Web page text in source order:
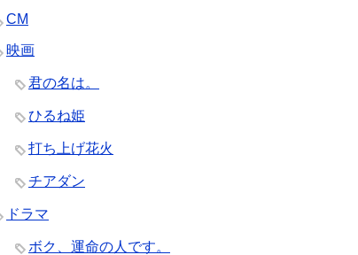
CM
映画
君の名は。
ひるね姫
打ち上げ花火
チアダン
ドラマ
ボク、運命の人です。